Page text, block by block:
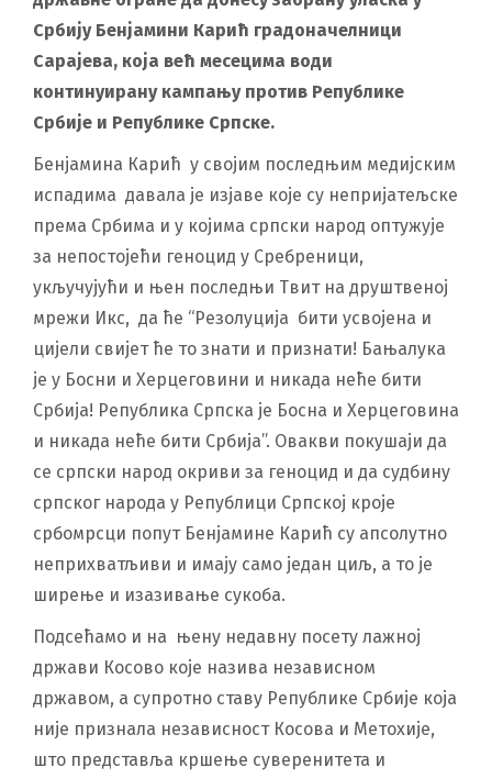
Србију Бенјамини Карић градоначелници
Сарајева, која већ месецима води
континуирану кампању против Републике
Србије и Републике Српске.
Бенјамина Карић у својим последњим медијским
испадима давала је изјаве које су непријатељске
према Србима и у којима српски народ оптужује
за непостојећи геноцид у Сребреници,
укључујући и њен последњи Твит на друштвеној
мрежи Икс, да ће “Резолуција бити усвојена и
цијели свијет ће то знати и признати! Бањалука
је у Босни и Херцеговини и никада неће бити
Србија! Република Српска је Босна и Херцеговина
и никада неће бити Србија”. Овакви покушаји да
се српски народ окриви за геноцид и да судбину
српског народа у Републици Српској кроје
србомрсци попут Бенјамине Карић су апсолутно
неприхватљиви и имају само један циљ, а то је
ширење и изазивање сукоба.
Подсећамо и на њену недавну посету лажној
држави Косово које назива независном
државом, а супротно ставу Републике Србије која
није признала независност Косова и Метохије,
што представља кршење суверенитета и